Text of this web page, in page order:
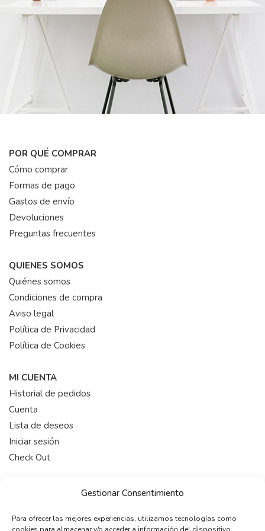
Gestionar Consentimiento
Para ofrecer las mejores experiencias, utilizamos tecnologías como
POR QUÉ COMPRAR
Cómo comprar
Formas de pago
Gastos de envío
Devoluciones
Preguntas frecuentes
QUIENES SOMOS
Quiénes somos
Condiciones de compra
Aviso legal
Política de Privacidad
Política de Cookies
MI CUENTA
Historial de pedidos
Cuenta
Lista de deseos
Iniciar sesión
Check Out